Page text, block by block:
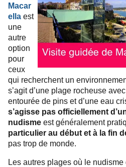
Macar
ella est
une
autre
option
pour
ceux
qui recherchent un
s’agit d’une plage rocheuse
entourée de pins et d’une eau
s’agisse pas officiellement
nudisme est généralement
particulier au début et à la fin
pas trop de monde.
Les autres plages où le